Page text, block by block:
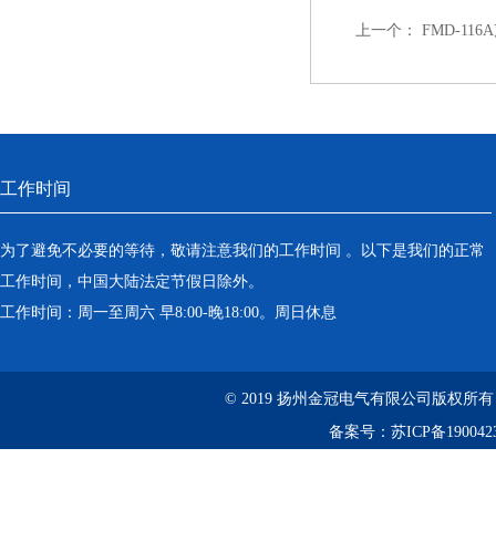
上一个： FMD-
工作时间
为了避免不必要的等待，敬请注意我们的工作时间 。以下是我们的正常
工作时间，中国大陆法定节假日除外。
工作时间：周一至周六 早8:00-晚18:00。周日休息
© 2019 扬州金冠电气有限公司版权所
备案号： 苏ICP备